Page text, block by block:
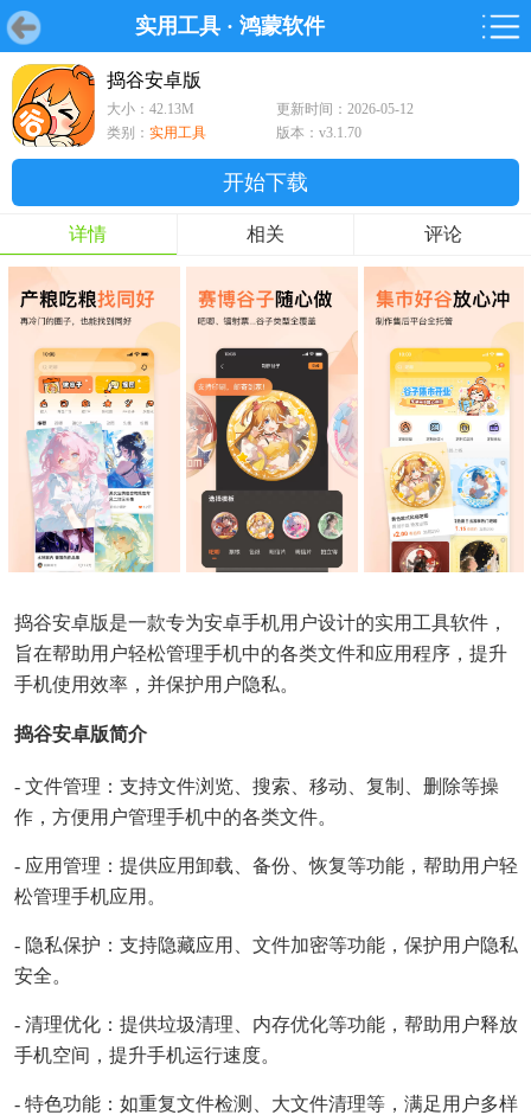
实用工具 · 鸿蒙软件
首页 游戏
首页 游戏 软件 鸿蒙
游戏
鸿蒙
软件
捣谷安卓版
大小：42.13M
更新时间：2026-05-12
类别： 实用工具 版本：v3.1.70
开始下载
详情 相关 评论
捣谷安卓版是一款专为安卓手机用户设计的实用工具软件，
旨在帮助用户轻松管理手机中的各类文件和应用程序，提升
手机使用效率，并保护用户隐私。
捣谷安卓版简介
- 文件管理：支持文件浏览、搜索、移动、复制、删除等操
作，方便用户管理手机中的各类文件。
- 应用管理：提供应用卸载、备份、恢复等功能，帮助用户轻
松管理手机应用。
- 隐私保护：支持隐藏应用、文件加密等功能，保护用户隐私
安全。
- 清理优化：提供垃圾清理、内存优化等功能，帮助用户释放
手机空间，提升手机运行速度。
- 特色功能：如重复文件检测、大文件清理等，满足用户多样